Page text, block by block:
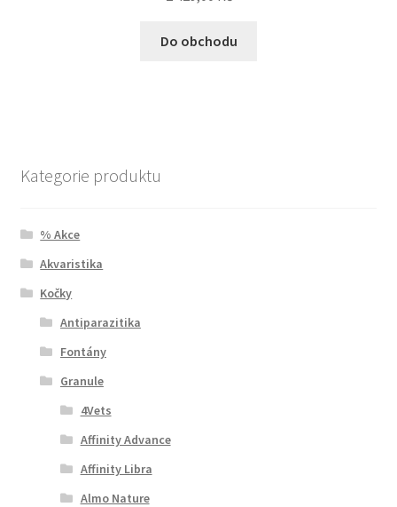
Do obchodu
Kategorie produktu
% Akce
Akvaristika
Kočky
Antiparazitika
Fontány
Granule
4Vets
Affinity Advance
Affinity Libra
Almo Nature